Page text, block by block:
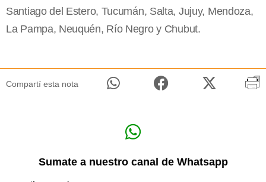
Santiago del Estero, Tucumán, Salta, Jujuy, Mendoza,
La Pampa, Neuquén, Río Negro y Chubut.
Compartí esta nota
Sumate a nuestro canal de Whatsapp